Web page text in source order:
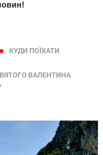
КУДИ ПОЇХАТИ
ВАЛЕНТИНА